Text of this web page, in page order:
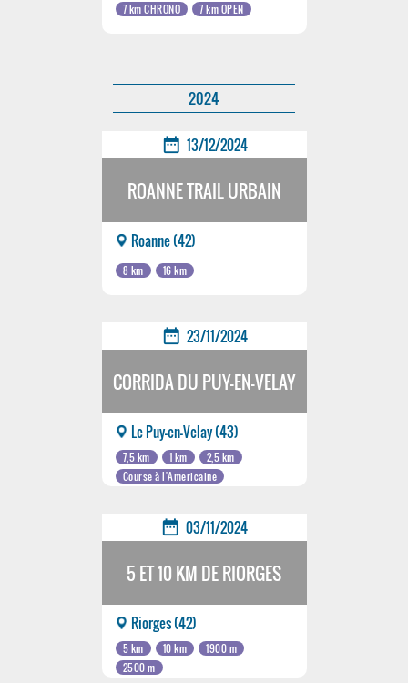
7 km CHRONO 7 km OPEN
2024
date_range 13/12/2024
ROANNE TRAIL URBAIN
Roanne (42)
8 km 16 km
date_range 23/11/2024
CORRIDA DU PUY-EN-VELAY
Le Puy-en-Velay (43)
7,5 km 1 km
2,5 km
Course à l'Americaine
date_range 03/11/2024
5 ET 10 KM DE RIORGES
Riorges (42)
5 km 10 km
1900 m
2500 m